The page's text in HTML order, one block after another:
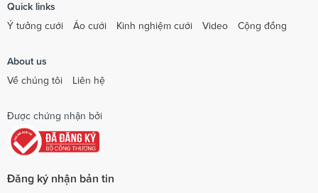
Quick links
Ý tưởng cưới
Áo cưới Kinh nghiệm cưới Video Cộng đồng
About us
Về chúng tôi
Liên hệ
Được chứng nhận bởi
Đăng ký nhận bản tin